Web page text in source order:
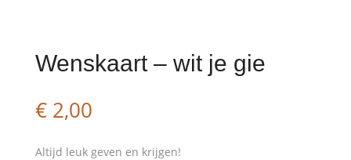
Wenskaart – wit je gie
€2,00
Altijd leuk geven en krijgen!